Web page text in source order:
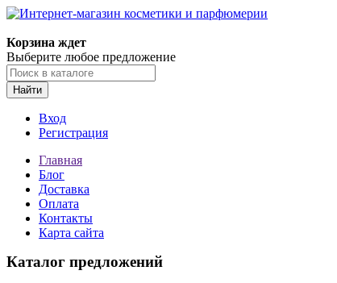
Корзина ждет
Выберите любое предложение
Найти
Вход
Регистрация
Главная
Блог
Доставка
Оплата
Контакты
Карта сайта
Каталог предложений